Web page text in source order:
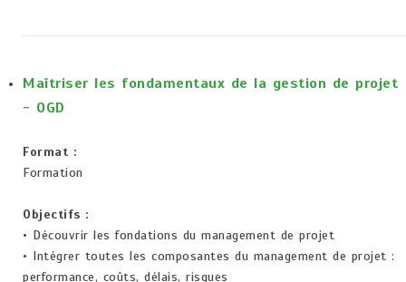
Maîtriser les fondamentaux de la gestion de projet
- OGD
Format :
Formation
Objectifs :
• Découvrir les fondations du management de projet
• Intégrer toutes les composantes du management de projet :
performance, coûts, délais, risques